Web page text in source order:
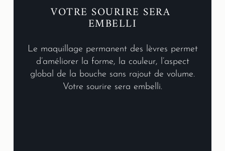
VOTRE SOURIRE SERA
EMBELLI
Le maquillage permanent des lèvres permet
d’améliorer la forme, la couleur, l’aspect
global de la bouche sans rajout de volume.
Votre sourire sera embelli.